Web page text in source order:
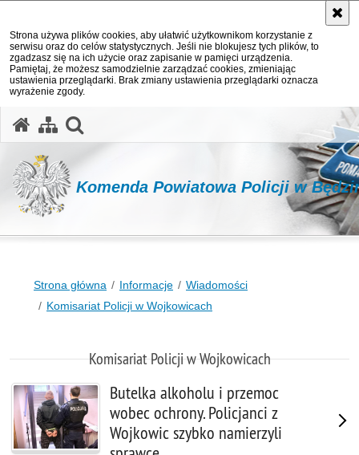
Strona używa plików cookies, aby ułatwić użytkownikom korzystanie z
serwisu oraz do celów statystycznych. Jeśli nie blokujesz tych plików, to
zgadzasz się na ich użycie oraz zapisanie w pamięci urządzenia.
Pamiętaj, że możesz samodzielnie zarządzać cookies, zmieniając
ustawienia przeglądarki. Brak zmiany ustawienia przeglądarki oznacza
wyrażenie zgody.
Komenda Powiatowa Policji w
Strona główna Informacje
Wiadomości
Komisariat Policji w Wojkowicach
Komisariat Policji w Wojkowicach
Butelka alkoholu i przemoc
wobec ochrony. Policjanci z
Wojkowic szybko namierzyli